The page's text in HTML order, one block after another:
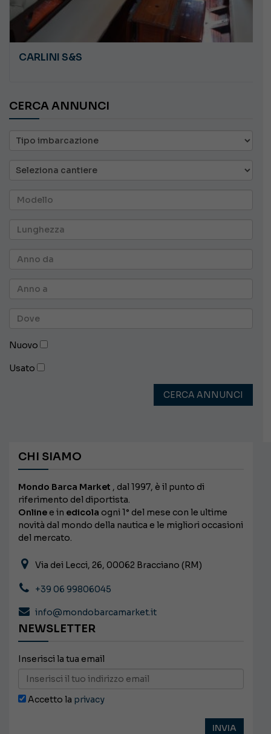
CARLINI S&S
CERCA ANNUNCI
Nuovo
Usato
CERCA ANNUNCI
CHI SIAMO
Mondo Barca Market , dal 1997, è il punto di
riferimento del diportista.
Online e in edicola ogni 1° del mese con le ultime
novità dal mondo della nautica e le migliori occasioni
del mercato.
Via dei Lecci, 26, 00062 Bracciano (RM)
+39 06 99806045
info@mondobarcamarket.it
NEWSLETTER
Inserisci la tua email
Accetto la privacy